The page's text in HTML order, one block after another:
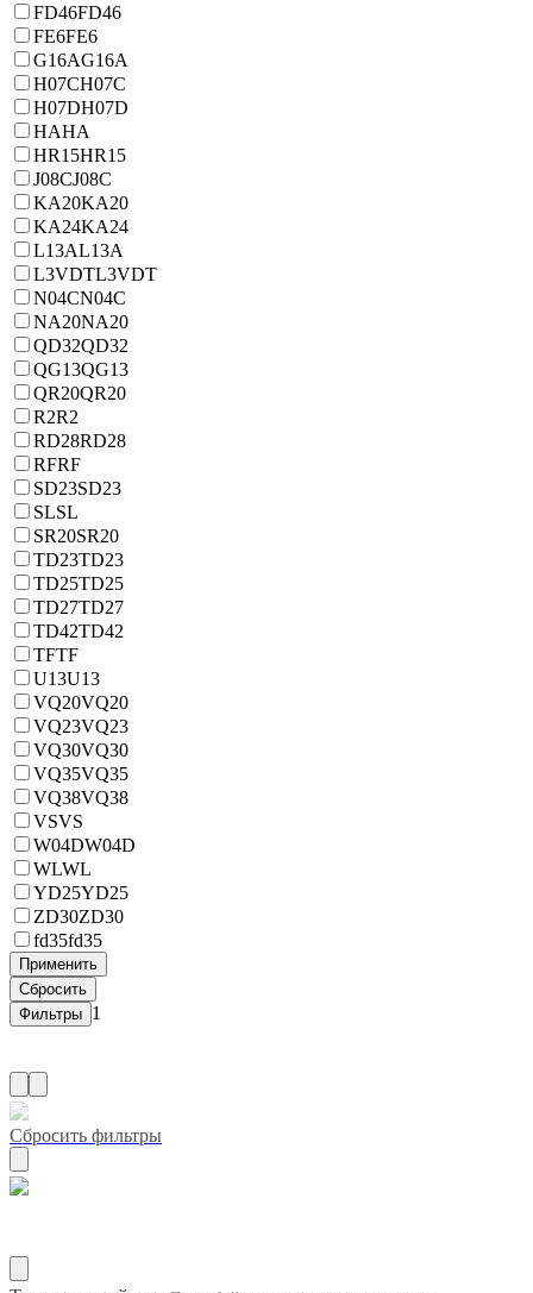
FD46FD46
FE6FE6
G16AG16A
H07CH07C
H07DH07D
HAHA
HR15HR15
J08CJ08C
KA20KA20
KA24KA24
L13AL13A
L3VDTL3VDT
N04CN04C
NA20NA20
QD32QD32
QG13QG13
QR20QR20
R2R2
RD28RD28
RFRF
SD23SD23
SLSL
SR20SR20
TD23TD23
TD25TD25
TD27TD27
TD42TD42
TFTF
U13U13
VQ20VQ20
VQ23VQ23
VQ30VQ30
VQ35VQ35
VQ38VQ38
VSVS
W04DW04D
WLWL
YD25YD25
ZD30ZD30
fd35fd35
1
Сбросить фильтры